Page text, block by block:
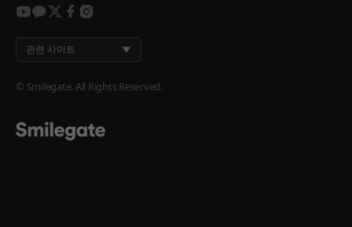
youtube
kakaotwitterfacebook
instagram
관련 사이트
© Smilegate. All Rights Reserved.